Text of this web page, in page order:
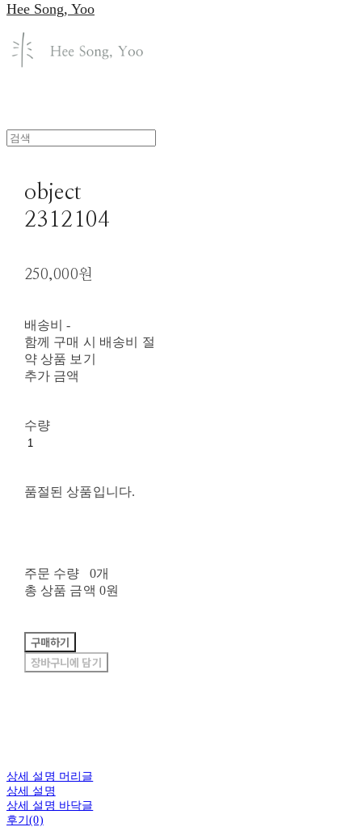
Hee Song, Yoo
object
2312104
250,000원
배송비-
함께 구매 시 배송비 절
약 상품 보기
추가 금액
수량
품절된 상품입니다.
주문 수량
0개
총 상품 금액 0원
구매하기
장바구니에 담기
상세 설명 머리글
상세 설명
상세 설명 바닥글
후기(0)